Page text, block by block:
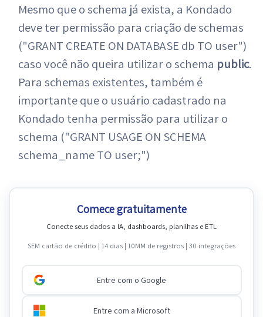
Mesmo que o schema já exista, a Kondado
deve ter permissão para criação de schemas
("GRANT CREATE ON DATABASE db TO user")
caso você não queira utilizar o schema public.
Para schemas existentes, também é
importante que o usuário cadastrado na
Kondado tenha permissão para utilizar o
schema ("GRANT USAGE ON SCHEMA
schema_name TO user;")
Comece gratuitamente
Conecte seus dados a IA, dashboards, planilhas e ETL
SEM cartão de crédito | 14 dias | 10MM de registros | 30 integrações
Entre com o Google
Entre com a Microsoft